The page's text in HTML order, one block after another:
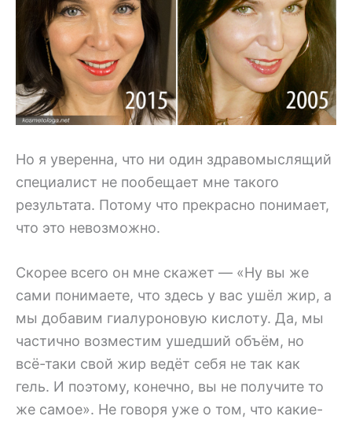
Но я уверенна, что ни один здравомыслящий
специалист не пообещает мне такого
результата. Потому что прекрасно понимает,
что это невозможно.
Скорее всего он мне скажет — «Ну вы же
сами понимаете, что здесь у вас ушёл жир, а
мы добавим гиалуроновую кислоту. Да, мы
частично возместим ушедший объём, но
всё-таки свой жир ведёт себя не так как
гель. И поэтому, конечно, вы не получите то
же самое». Не говоря уже о том, что какие-